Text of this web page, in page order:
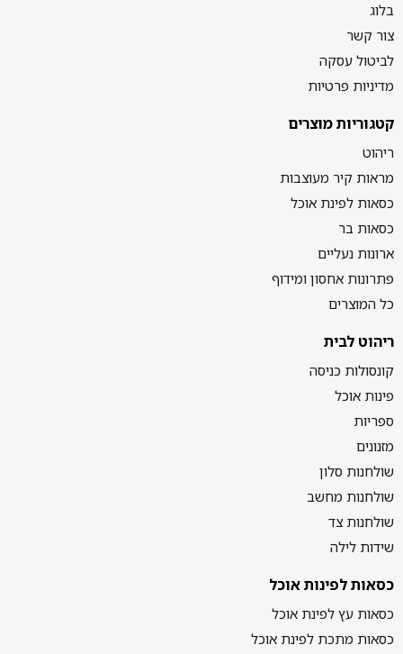
בלוג
צור קשר
לביטול עסקה
מדיניות פרטיות
קטגוריות מוצרים
ריהוט
מראות קיר מעוצבות
כסאות לפינת אוכל
כסאות בר
ארונות נעליים
פתרונות אחסון ומידוף
כל המוצרים
ריהוט לבית
קונסולות כניסה
פינות אוכל
ספריות
מזנונים
שולחנות סלון
שולחנות מחשב
שולחנות צד
שידות לילה
כסאות לפינות אוכל
כסאות עץ לפינת אוכל
כסאות מתכת לפינת אוכל